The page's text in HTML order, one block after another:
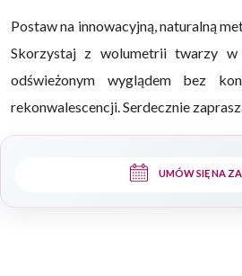
Postaw na innowacyjną, naturalną
Skorzystaj z wolumetrii twarzy
odświeżonym wyglądem bez
rekonwalescencji. Serdecznie
UMÓW SIĘ NA